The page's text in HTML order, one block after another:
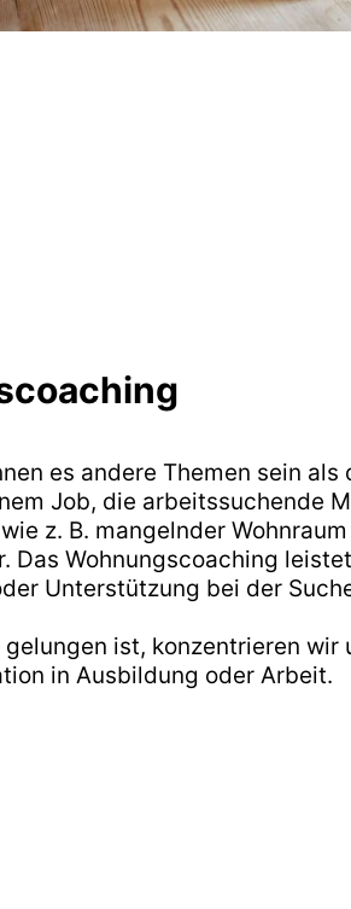
es andere Themen sein
Job, die arbeitssuchende
z. B. mangelnder
Das Wohnungscoaching
Unterstützung bei der
gelungen ist, konzentrieren wir
in Ausbildung oder Arbeit.